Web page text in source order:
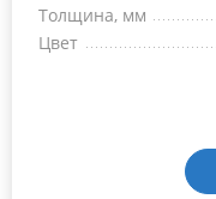
Толщина, мм
Цвет